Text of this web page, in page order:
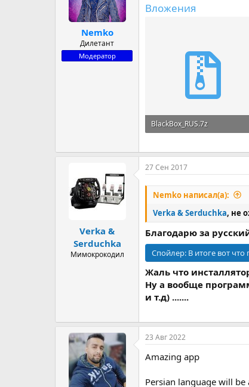
Nemko
Дилетант
Модератор
Вложения
BlackBox_RUS.7z
Verka &
Serduchka
Мимокрокодил
27 Сен 2017
Nemko написал(а):
Verka & Serduchka, не
Благодарю за
Спойлер: В итоге вот
Жаль что
Ну а вообще
и т.д) .......
23 Авг 2022
Amazing app
Persian language will be